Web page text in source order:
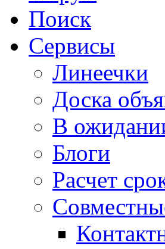
Поиск
Сервисы
Линеечки
Доска
В
Блоги
Расчет